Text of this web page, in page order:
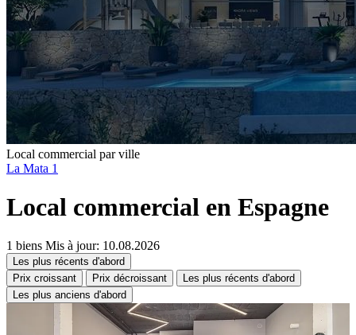
Local commercial par ville
La Mata 1
Local commercial en Espagne
1 biens Mis à jour: 10.08.2026
Les plus récents d'abord
Prix croissant
Prix décroissant
Les plus récents d'abord
Les plus anciens d'abord